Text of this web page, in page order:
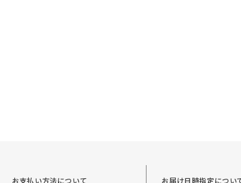
お支払い方法について
お届け日時指定につい